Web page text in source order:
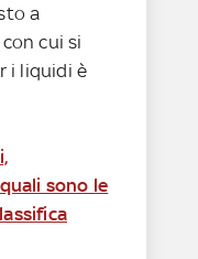
a
cui si
i liquidi è
sono le